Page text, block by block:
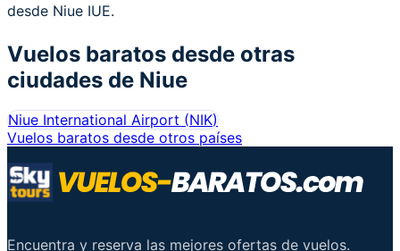
desde Niue IUE.
Vuelos baratos desde otras
ciudades de Niue
Niue International Airport (NIK)
Vuelos baratos desde otros países
Encuentra y reserva las mejores ofertas de vuelos.